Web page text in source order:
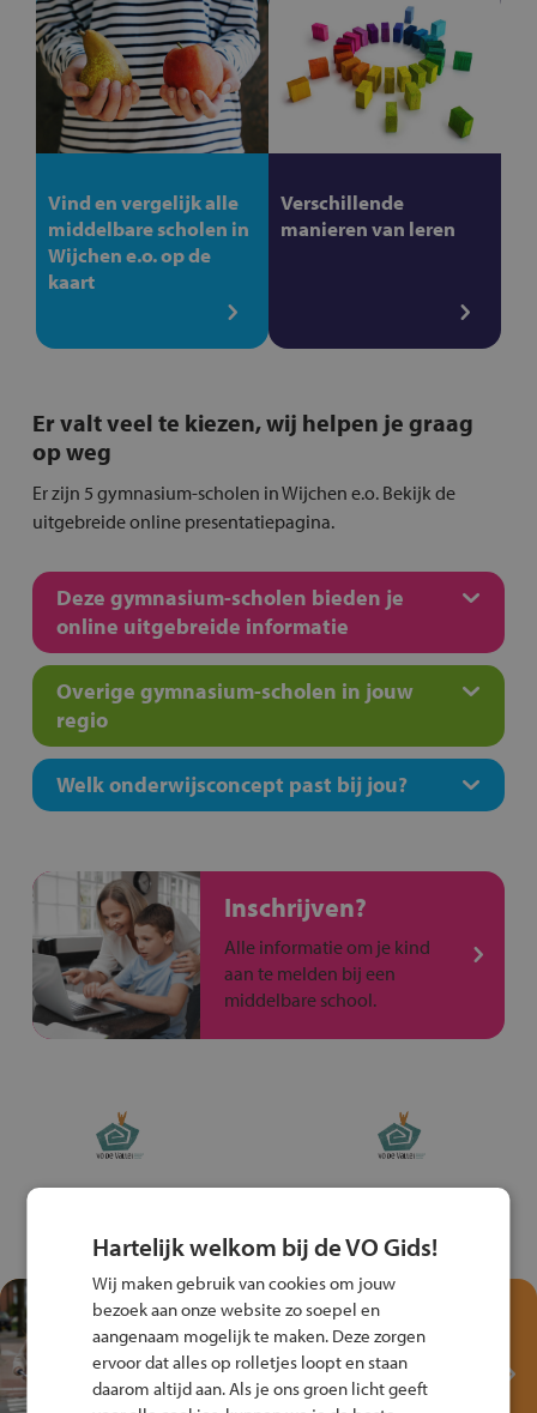
Vind en vergelijk alle
middelbare scholen in
Wijchen e.o. op de
kaart
Verschillende
manieren van leren
Er valt veel te kiezen, wij helpen je graag
op weg
Er zijn 5 gymnasium-scholen in Wijchen e.o. Bekijk de
uitgebreide online presentatiepagina.
Deze gymnasium-scholen bieden je
online uitgebreide informatie
Overige gymnasium-scholen in jouw
regio
Welk onderwijsconcept past bij jou?
Inschrijven?
Alle informatie om je kind
aan te melden bij een
middelbare school.
Test je kennis met het
Fiets Veilig
Verkeersspel!
Speel het Fiets Veilig Verkeersspel
Hartelijk welkom bij de VO Gids!
Wij maken gebruik van cookies om jouw
bezoek aan onze website zo soepel en
aangenaam mogelijk te maken. Deze zorgen
ervoor dat alles op rolletjes loopt en staan
daarom altijd aan. Als je ons groen licht geeft